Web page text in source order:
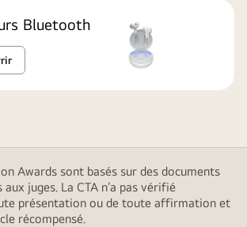
Bluetooth
Awards sont basés sur des documents
juges. La CTA n’a pas vérifié
présentation ou de toute affirmation et
récompensé.